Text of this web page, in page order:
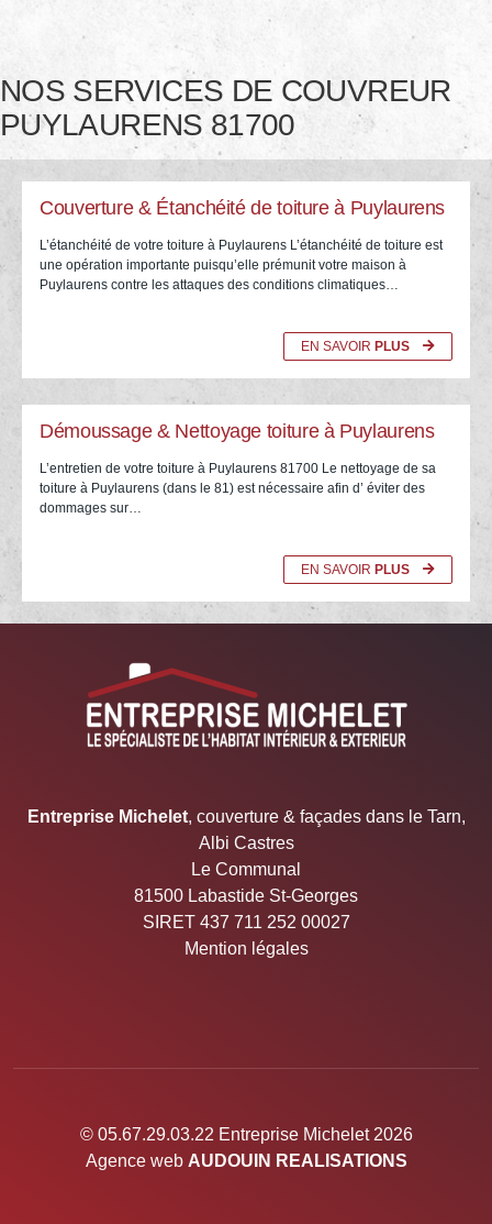
NOS SERVICES DE COUVREUR
PUYLAURENS 81700
Couverture & Étanchéité de toiture à Puylaurens
L’étanchéité de votre toiture à Puylaurens L’étanchéité de toiture est
une opération importante puisqu’elle prémunit votre maison à
Puylaurens contre les attaques des conditions climatiques…
EN SAVOIR PLUS
Démoussage & Nettoyage toiture à Puylaurens
L’entretien de votre toiture à Puylaurens 81700 Le nettoyage de sa
toiture à Puylaurens (dans le 81) est nécessaire afin d’ éviter des
dommages sur…
EN SAVOIR PLUS
05.67.29.03.22 Entreprise Michelet
Entreprise Michelet, couverture & façades dans le Tarn,
Albi Castres
Le Communal
81500 Labastide St-Georges
SIRET 437 711 252 00027
Mention légales
© 05.67.29.03.22 Entreprise Michelet 2026
Agence web AUDOUIN REALISATIONS